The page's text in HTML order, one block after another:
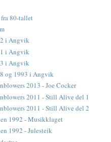
80-tallet
i Angvik
i Angvik
i Angvik
og 1993 i Angvik
2013 - Joe Cocker
2011 - Still Alive del 1
2011 - Still Alive del 2
1992 - Musikklaget
1992 - Julesteik